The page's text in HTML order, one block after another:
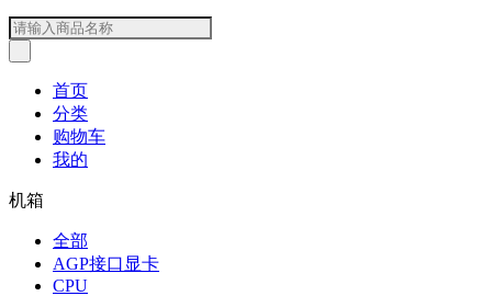
首页
分类
购物车
我的
机箱
全部
AGP接口显卡
CPU